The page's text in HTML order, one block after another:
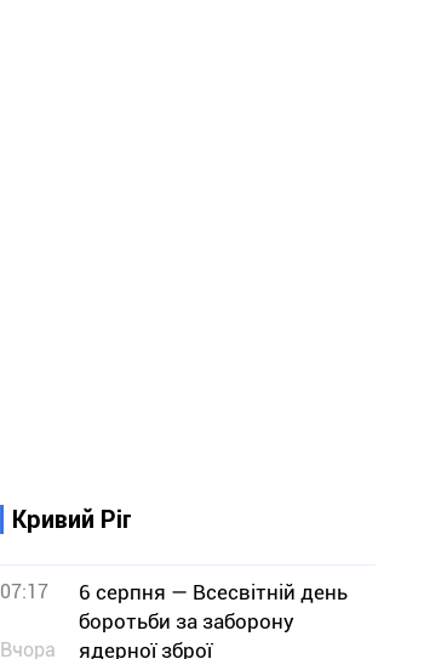
Кривий Ріг
07:17
Вчора
6 серпня — Всесвітній день
боротьби за заборону
ядерної зброї